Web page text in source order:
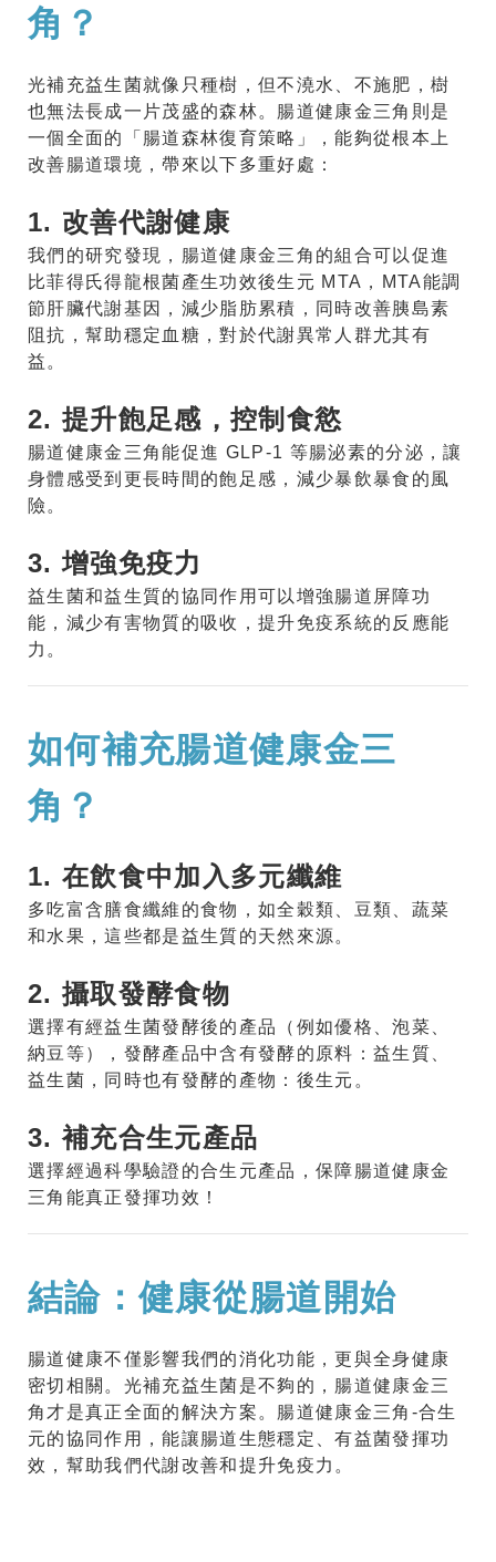
角？
光補充益生菌就像只種樹，但不澆水、不施肥，樹
也無法長成一片茂盛的森林。腸道健康金三角則是
一個全面的「腸道森林復育策略」，能夠從根本上
改善腸道環境，帶來以下多重好處：
1. 改善代謝健康
我們的研究發現，腸道健康金三角的組合可以促進
比菲得氏得龍根菌產生功效後生元 MTA，MTA能調
節肝臟代謝基因，減少脂肪累積，同時改善胰島素
阻抗，幫助穩定血糖，對於代謝異常人群尤其有
益。
2. 提升飽足感，控制食慾
腸道健康金三角能促進 GLP-1 等腸泌素的分泌，讓
身體感受到更長時間的飽足感，減少暴飲暴食的風
險。
3. 增強免疫力
益生菌和益生質的協同作用可以增強腸道屏障功
能，減少有害物質的吸收，提升免疫系統的反應能
力。
如何補充腸道健康金三
角？
1. 在飲食中加入多元纖維
多吃富含膳食纖維的食物，如全穀類、豆類、蔬菜
和水果，這些都是益生質的天然來源。
2. 攝取發酵食物
選擇有經益生菌發酵後的產品（例如優格、泡菜、
納豆等），發酵產品中含有發酵的原料：益生質、
益生菌，同時也有發酵的產物：後生元。
3. 補充合生元產品
選擇經過科學驗證的合生元產品，保障腸道健康金
三角能真正發揮功效！
結論：健康從腸道開始
腸道健康不僅影響我們的消化功能，更與全身健康
密切相關。光補充益生菌是不夠的，腸道健康金三
角才是真正全面的解決方案。腸道健康金三角-合生
元的協同作用，能讓腸道生態穩定、有益菌發揮功
效，幫助我們代謝改善和提升免疫力。